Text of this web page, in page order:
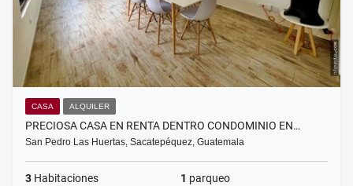
CASA ALQUILER
PRECIOSA CASA EN RENTA DENTRO CONDOMINIO EN…
San Pedro Las Huertas, Sacatepéquez, Guatemala
3 Habitaciones 1 parqueo